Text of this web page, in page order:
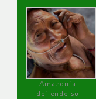
Amazonía
defiende su